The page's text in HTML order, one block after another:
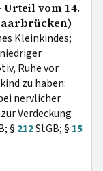
Urteil vom 14.
Kleinkindes;
Ruhe vor
zu haben:
nervlicher
Verdeckung
§ 212StGB; § 15